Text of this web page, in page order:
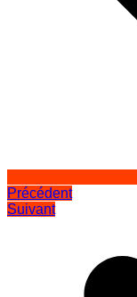
Précédent
Suivant